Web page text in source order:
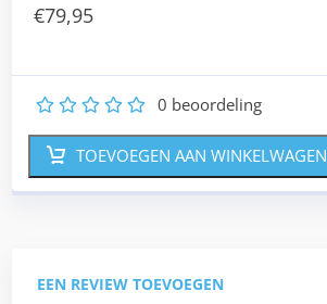
€79,95
5
4
3
2 0 beoordeling
TOEVOEGEN AAN WINKELWAGEN
EEN REVIEW TOEVOEGEN